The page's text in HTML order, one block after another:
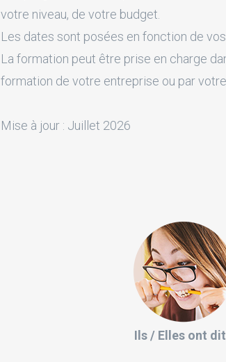
votre niveau, de votre budget.
Les dates sont posées en fonction de
La formation peut être prise en charge
formation de votre entreprise ou par votre
Mise à jour : Juillet 2026
Ils / Elles ont